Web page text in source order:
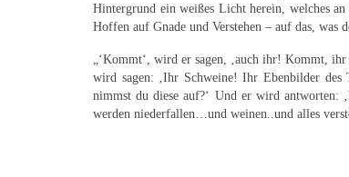
Hintergrund ein weißes Licht herein, welches
Hoffen auf Gnade und Verstehen – auf das,
„‘Kommt‘, wird er sagen, ‚auch ihr! Kommt,
wird sagen: ‚Ihr Schweine! Ihr Ebenbilder des
nimmst du diese auf?‘ Und er wird antworten:
werden niederfallen…und weinen..und alles